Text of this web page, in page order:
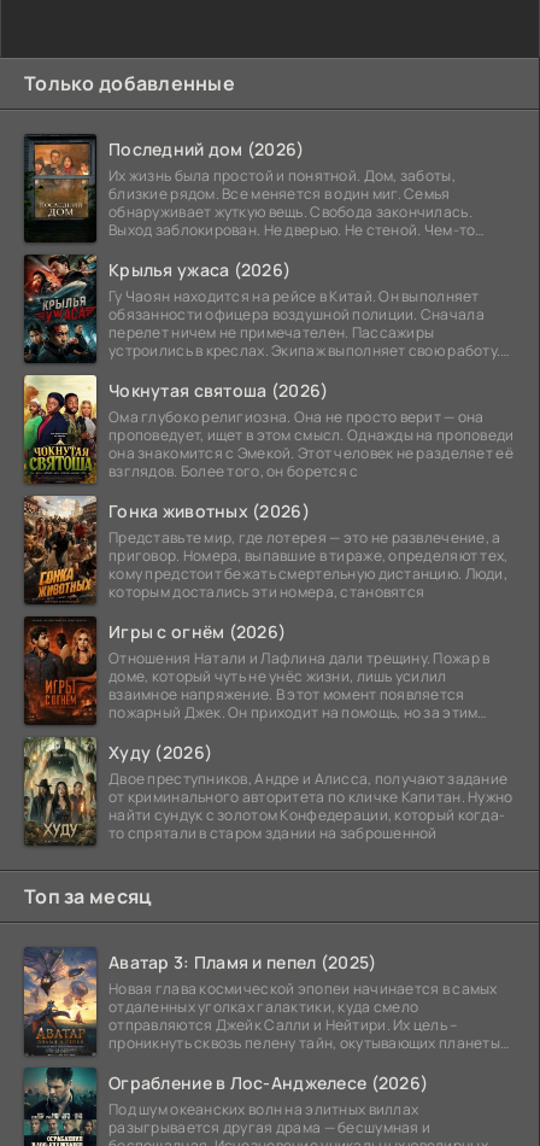
Только добавленные
Последний дом (2026)
Их жизнь была простой и понятной. Дом, заботы,
близкие рядом. Все меняется в один миг. Семья
обнаруживает жуткую вещь. Свобода закончилась.
Выход заблокирован. Не дверью. Не стеной. Чем-то
Крылья ужаса (2026)
Гу Чаоян находится на рейсе в Китай. Он выполняет
обязанности офицера воздушной полиции. Сначала
перелет ничем не примечателен. Пассажиры
устроились в креслах. Экипаж выполняет свою работу.
Чокнутая святоша (2026)
Ома глубоко религиозна. Она не просто верит — она
проповедует, ищет в этом смысл. Однажды на проповеди
она знакомится с Эмекой. Этот человек не разделяет её
взглядов. Более того, он борется с
Гонка животных (2026)
Представьте мир, где лотерея — это не развлечение, а
приговор. Номера, выпавшие в тираже, определяют тех,
кому предстоит бежать смертельную дистанцию. Люди,
которым достались эти номера, становятся
Игры с огнём (2026)
Отношения Натали и Лафлина дали трещину. Пожар в
доме, который чуть не унёс жизни, лишь усилил
взаимное напряжение. В этот момент появляется
пожарный Джек. Он приходит на помощь, но за этим
Худу (2026)
Двое преступников, Андре и Алисса, получают задание
от криминального авторитета по кличке Капитан. Нужно
найти сундук с золотом Конфедерации, который когда-
то спрятали в старом здании на заброшенной
Топ за месяц
Аватар 3: Пламя и пепел (2025)
Новая глава космической эпопеи начинается в самых
отдаленных уголках галактики, куда смело
отправляются Джейк Салли и Нейтири. Их цель –
проникнуть сквозь пелену тайн, окутывающих планеты
Ограбление в Лос-Анджелесе (2026)
Под шум океанских волн на элитных виллах
разыгрывается другая драма — бесшумная и